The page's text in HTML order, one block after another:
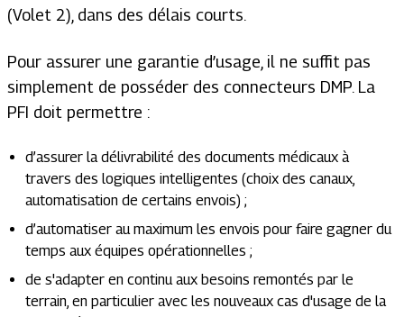
(Volet 2), dans des délais courts.
Pour assurer une garantie d’usage, il ne suffit pas
simplement de posséder des connecteurs DMP. La
PFI doit permettre :
d’assurer la délivrabilité des documents médicaux à
travers des logiques intelligentes (choix des canaux,
automatisation de certains envois) ;
d’automatiser au maximum les envois pour faire gagner du
temps aux équipes opérationnelles ;
de s'adapter en continu aux besoins remontés par le
terrain, en particulier avec les nouveaux cas d'usage de la